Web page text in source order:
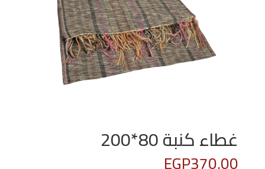
غطاء كنبة 80*200